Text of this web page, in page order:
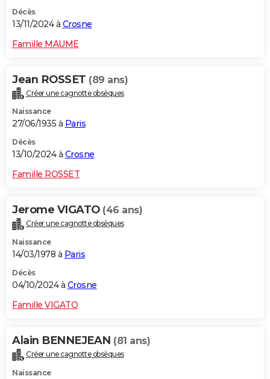
Décès
13/11/2024 à Crosne
Famille MAUME
Jean ROSSET (89 ans)
Créer une cagnotte obsèques
Naissance
27/06/1935 à Paris
Décès
13/10/2024 à Crosne
Famille ROSSET
Jerome VIGATO (46 ans)
Créer une cagnotte obsèques
Naissance
14/03/1978 à Paris
Décès
04/10/2024 à Crosne
Famille VIGATO
Alain BENNEJEAN (81 ans)
Créer une cagnotte obsèques
Naissance